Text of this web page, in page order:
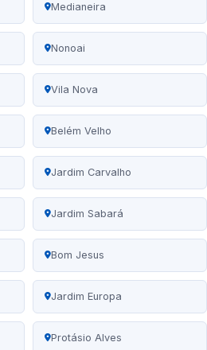
Medianeira
Nonoai
Vila Nova
Belém Velho
Jardim Carvalho
Jardim Sabará
Bom Jesus
Jardim Europa
Protásio Alves